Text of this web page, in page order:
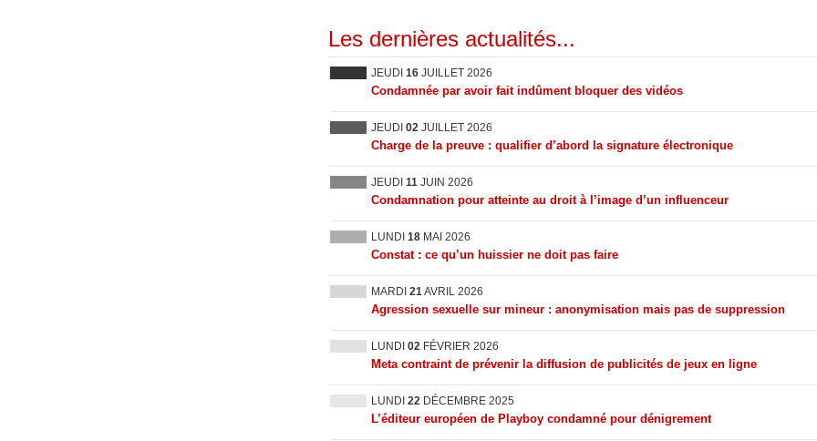
Les dernières actualités...
JEUDI 16 JUILLET 2026
Condamnée par avoir fait indûment bloquer des vidéos
JEUDI 02 JUILLET 2026
Charge de la preuve : qualifier d’abord la signature électronique
JEUDI 11 JUIN 2026
Condamnation pour atteinte au droit à l’image d’un influenceur
LUNDI 18 MAI 2026
Constat : ce qu’un huissier ne doit pas faire
MARDI 21AVRIL 2026
Agression sexuelle sur mineur : anonymisation mais pas de suppression
LUNDI 02 FÉVRIER 2026
Meta contraint de prévenir la diffusion de publicités de jeux en ligne
LUNDI 22 DÉCEMBRE 2025
L’éditeur européen de Playboy condamné pour dénigrement